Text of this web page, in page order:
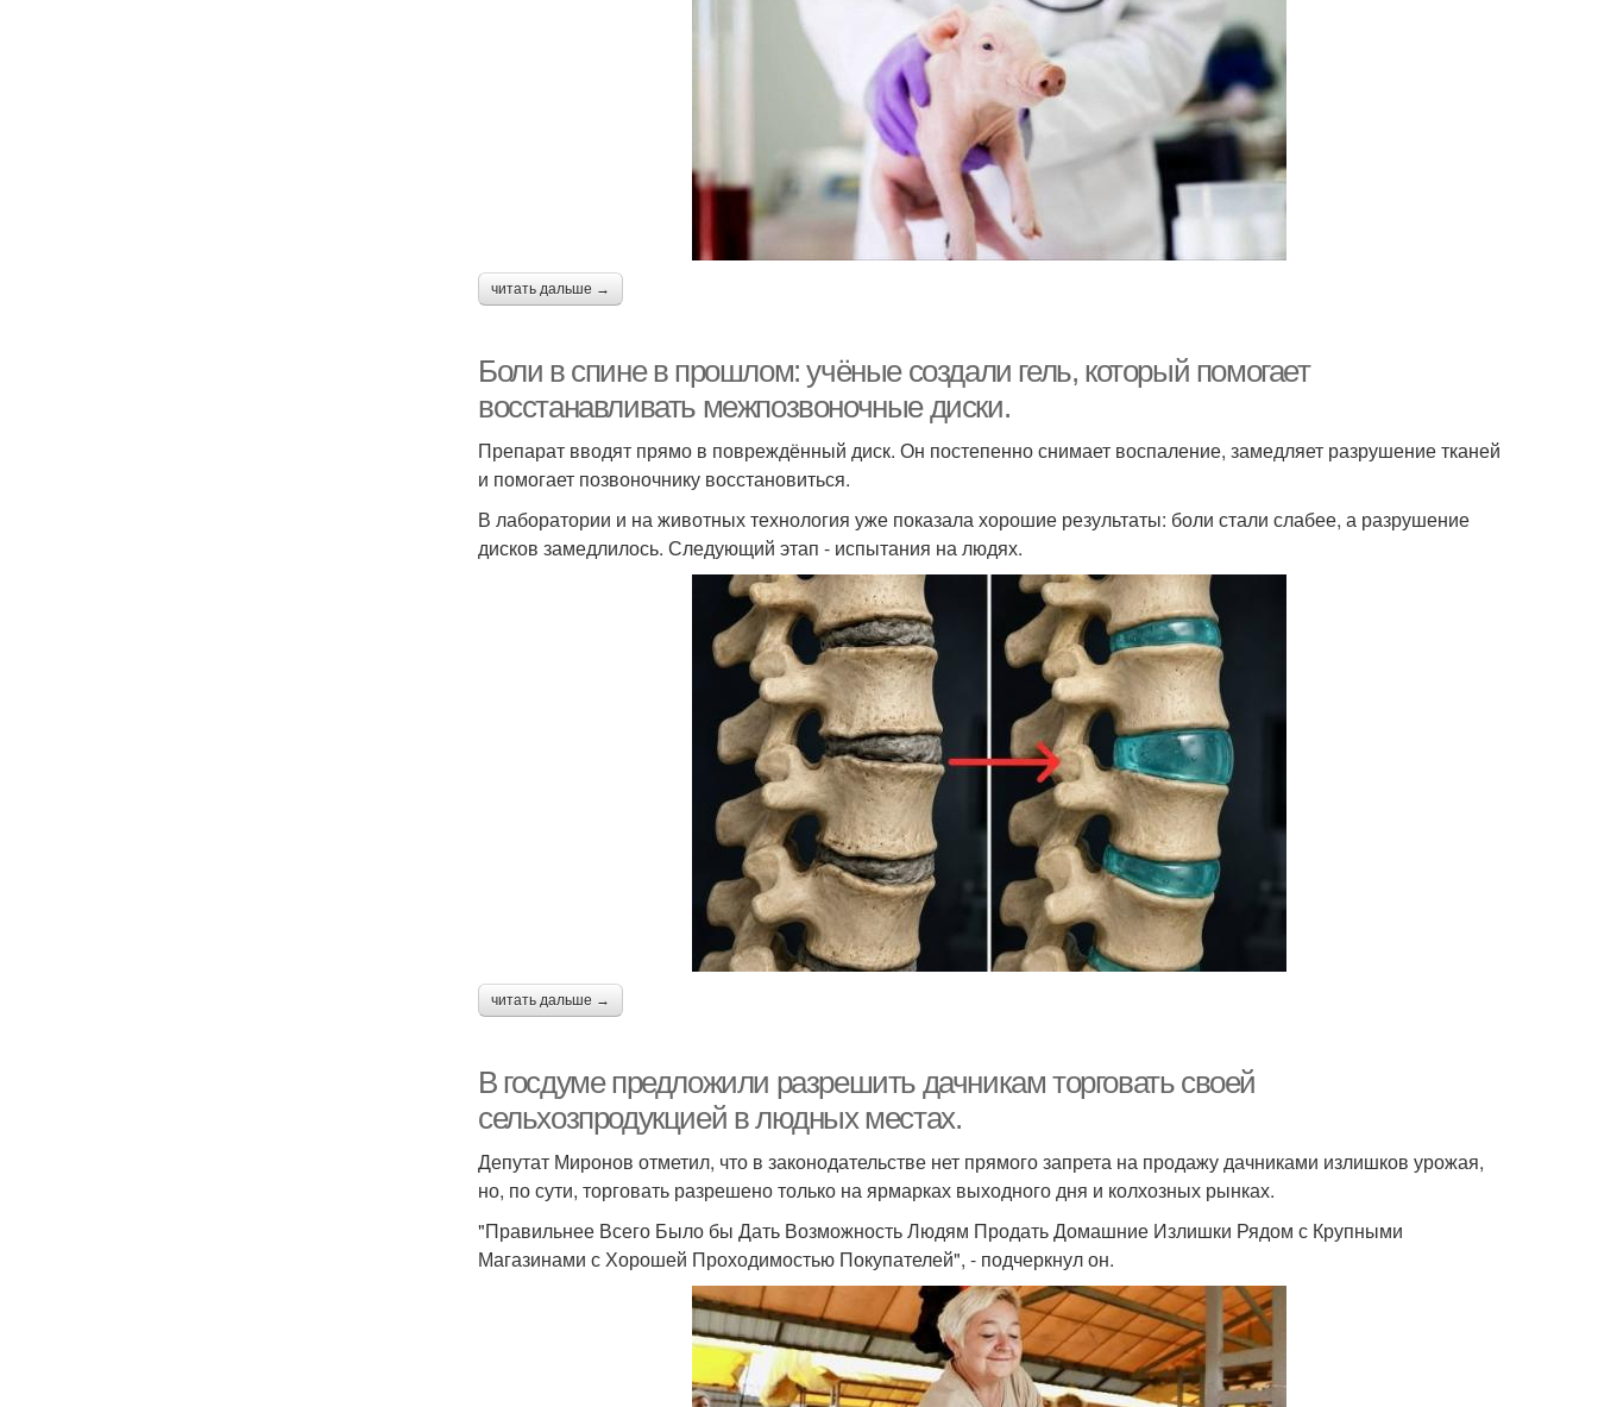
читать дальше →
Боли в спине в прошлом: учёные создали гель, который помогает
восстанавливать межпозвоночные диски.
Препарат вводят прямо в повреждённый диск. Он постепенно снимает воспаление, замедляет разрушение тканей
и помогает позвоночнику восстановиться.
В лаборатории и на животных технология уже показала хорошие результаты: боли стали слабее, а разрушение
дисков замедлилось. Следующий этап - испытания на людях.
читать дальше →
В госдуме предложили разрешить дачникам торговать своей
сельхозпродукцией в людных местах.
Депутат Миронов отметил, что в законодательстве нет прямого запрета на продажу дачниками излишков урожая,
но, по сути, торговать разрешено только на ярмарках выходного дня и колхозных рынках.
"Правильнее Всего Было бы Дать Возможность Людям Продать Домашние Излишки Рядом с Крупными
Магазинами с Хорошей Проходимостью Покупателей", - подчеркнул он.